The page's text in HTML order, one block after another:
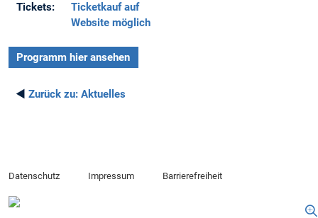
Tickets:
Ticketkauf auf
Website möglich
Programm hier ansehen
◄ Zurück zu: Aktuelles
Datenschutz Impressum Barrierefreiheit